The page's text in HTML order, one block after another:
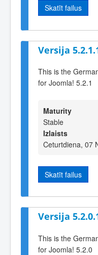
Skatīt failus
Versija
This is the
for Joomla! 5.2.1
Maturity
Stable
Izlaists
Ceturtdiena, 07
Skatīt failus
Versija
This is the
for Joomla! 5.2.0